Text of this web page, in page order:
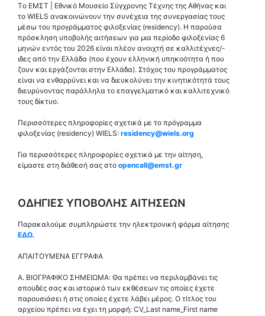
Tο EMΣΤ | Εθνικό Μουσείο Σύγχρονης Τέχνης της Αθήνας και
το WIELS ανακοινώνουν την συνέχεια της συνεργασίας τους
μέσω του προγράμματος φιλοξενίας (residency). Η παρούσα
πρόσκληση υποβολής αιτήσεων για μια περίοδο φιλοξενίας 6
μηνών εντός του 2026 είναι πλέον ανοιχτή σε καλλιτέχνες/-
ιδες από την Ελλάδα (που έχουν ελληνική υπηκοότητα ή που
ζουν και εργάζονται στην Ελλάδα). Στόχος του προγράμματος
είναι να ενθαρρύνει και να διευκολύνει την κινητικότητά τους
διευρύνοντας παράλληλα το επαγγελματικό και καλλιτεχνικό
τους δίκτυο.
Περισσότερες πληροφορίες σχετικά με το πρόγραμμα
φιλοξενίας (residency) WIELS: residency@wiels.org
Για περισσότερες πληροφορίες σχετικά με την αίτηση,
είμαστε στη διάθεσή σας στο opencall@emst.gr
ΟΔΗΓΙΕΣ ΥΠΟΒΟΛΗΣ ΑΙΤΗΣΕΩΝ
Παρακαλούμε συμπληρώστε την ηλεκτρονική φόρμα αίτησης
ΕΔΩ.
ΑΠΑΙΤΟΥΜΕΝΑ ΕΓΓΡΑΦΑ
Α. ΒΙΟΓΡΑΦΙΚΟ ΣΗΜΕΙΩΜΑ: Θα πρέπει να περιλαμβάνει τις
σπουδές σας και ιστορικό των εκθέσεων τις οποίες έχετε
παρουσιάσει ή στις οποίες έχετε λάβει μέρος. Ο τίτλος του
αρχείου πρέπει να έχει τη μορφή: CV_Last name_First name